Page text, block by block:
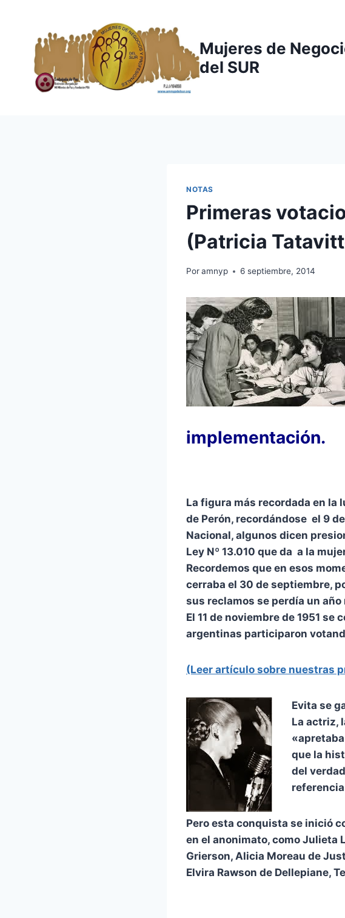
contenido
Mujeres de
del SUR
NOTAS
Primeras
(Patricia
Poramnyp 6 septiembre, 2014
implementación.
La figura más recordada en la
de Perón, recordándose el 9
Nacional, algunos dicen
Ley Nº 13.010 que da a la
Recordemos que en esos
cerraba el 30 de septiembre,
sus reclamos se perdía un año
El 11 de noviembre de 1951
argentinas participaron
(Leer artículo sobre nuestras
Evita se
La actriz,
que la
del
referencia
Pero esta conquista se inició
en el anonimato, como Julieta
Grierson, Alicia Moreau de
Elvira Rawson de Dellepiane,